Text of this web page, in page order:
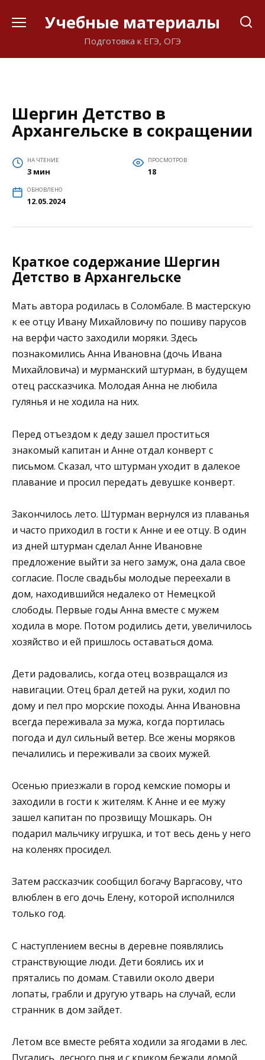
Учебные материалы
Подготовка к ЕГЭ, ОГЭ
Шергин Детство в
Архангельске в сокращении
НА ЧТЕНИЕ
3 мин
ПРОСМОТРОВ
18
ОБНОВЛЕНО
12.05.2024
Краткое содержание Шергин
Детство в Архангельске
Мать автора родилась в Соломбале. В мастерскую
к ее отцу Ивану Михайловичу по пошиву парусов
на верфи часто заходили моряки. Здесь
познакомились Анна Ивановна (дочь Ивана
Михайловича) и мурманский штурман, в будущем
отец рассказчика. Молодая Анна не любила
гулянья и не ходила на них.
Перед отъездом к деду зашел проститься
знакомый капитан и Анне отдал конверт с
письмом. Сказал, что штурман уходит в далекое
плавание и просил передать девушке конверт.
Закончилось лето. Штурман вернулся из плаванья
и часто приходил в гости к Анне и ее отцу. В один
из дней штурман сделал Анне Ивановне
предложение выйти за него замуж, она дала свое
согласие. После свадьбы молодые переехали в
дом, находившийся недалеко от Немецкой
слободы. Первые годы Анна вместе с мужем
ходила в море. Потом родились дети, увеличилось
хозяйство и ей пришлось оставаться дома.
Дети радовались, когда отец возвращался из
навигации. Отец брал детей на руки, ходил по
дому и пел про морские походы. Анна Ивановна
всегда переживала за мужа, когда портилась
погода и дул сильный ветер. Все жены моряков
печалились и переживали за своих мужей.
Осенью приезжали в город кемские поморы и
заходили в гости к жителям. К Анне и ее мужу
зашел капитан по прозвищу Мошкарь. Он
подарил мальчику игрушка, и тот весь день у него
на коленях просидел.
Затем рассказчик сообщил богачу Варгасову, что
влюблен в его дочь Елену, которой исполнился
только год.
С наступлением весны в деревне появлялись
странствующие люди. Дети боялись их и
прятались по домам. Ставили около двери
лопаты, грабли и другую утварь на случай, если
странник в дом зайдет.
Летом все вместе ребята ходили за ягодами в лес.